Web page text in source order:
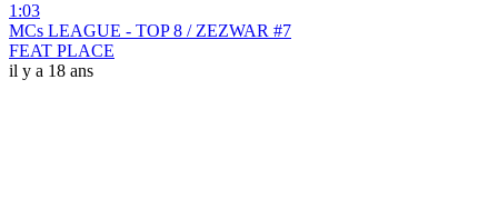
1:03
MCs LEAGUE - TOP 8 / ZEZWAR #7
FEAT PLACE
il y a 18 ans